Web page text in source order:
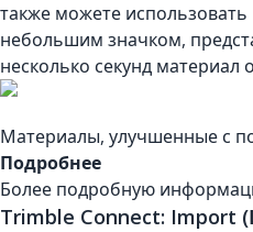
также можете
небольшим значком,
несколько секунд
Материалы, улучшенные с
Подробнее
Более подробную
Trimble Connect: Import